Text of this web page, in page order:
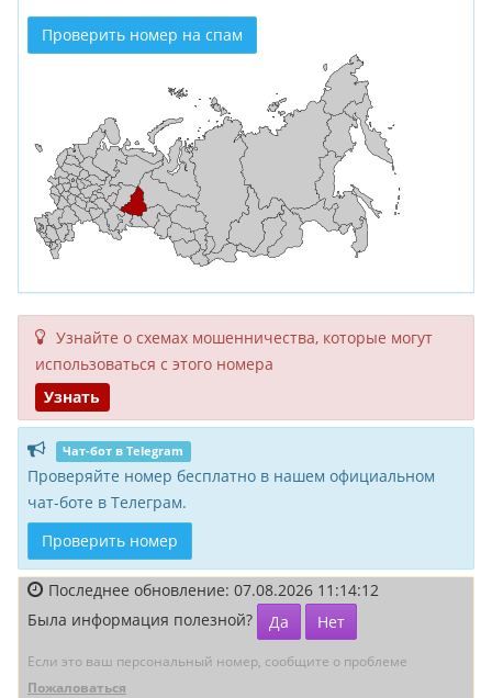
Проверить номер на спам
Узнайте о схемах мошенни­чества, кото­рые могут
исполь­зоваться с этого номера
Узнать
Чат-бот в Telegram
Проверяйте номер бесплатно в нашем официальном
чат-боте в Телеграм.
Проверить номер
Последнее обновление: 07.08.2026 11:14:12
Была информация полезной?
Да Нет
Если это ваш персональный номер, сообщите о проблеме
Пожаловаться